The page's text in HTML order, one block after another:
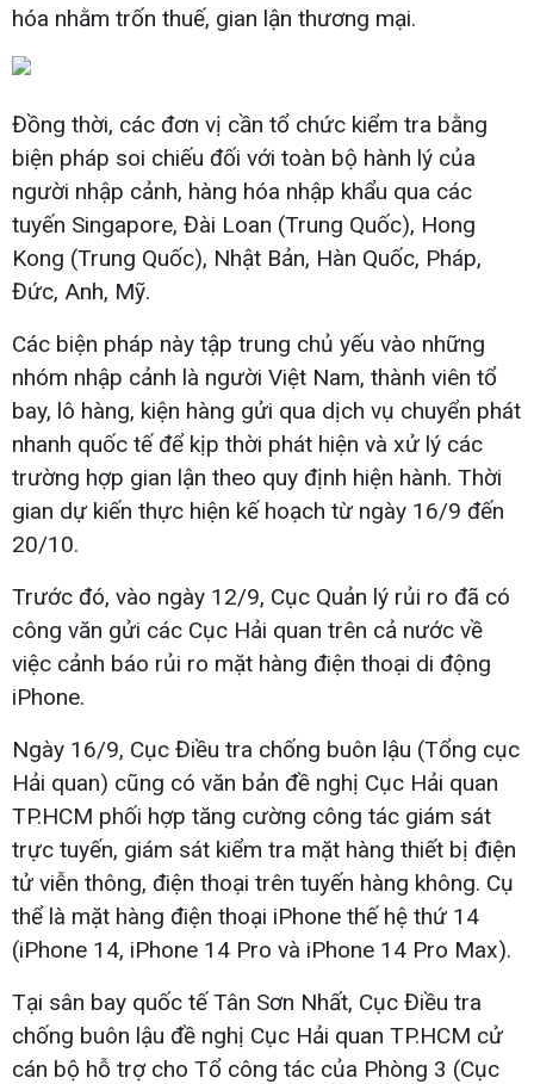
hóa nhằm trốn thuế, gian lận thương mại.
Đồng thời, các đơn vị cần tổ chức kiểm tra bằng
biện pháp soi chiếu đối với toàn bộ hành lý của
người nhập cảnh, hàng hóa nhập khẩu qua các
tuyến Singapore, Đài Loan (Trung Quốc), Hong
Kong (Trung Quốc), Nhật Bản, Hàn Quốc, Pháp,
Đức, Anh, Mỹ.
Các biện pháp này tập trung chủ yếu vào những
nhóm nhập cảnh là người Việt Nam, thành viên tổ
bay, lô hàng, kiện hàng gửi qua dịch vụ chuyển phát
nhanh quốc tế để kịp thời phát hiện và xử lý các
trường hợp gian lận theo quy định hiện hành. Thời
gian dự kiến thực hiện kế hoạch từ ngày 16/9 đến
20/10.
Trước đó, vào ngày 12/9, Cục Quản lý rủi ro đã có
công văn gửi các Cục Hải quan trên cả nước về
việc cảnh báo rủi ro mặt hàng điện thoại di động
iPhone.
Ngày 16/9, Cục Điều tra chống buôn lậu (Tổng cục
Hải quan) cũng có văn bản đề nghị Cục Hải quan
TP.HCM phối hợp tăng cường công tác giám sát
trực tuyến, giám sát kiểm tra mặt hàng thiết bị điện
tử viễn thông, điện thoại trên tuyến hàng không. Cụ
thể là mặt hàng điện thoại iPhone thế hệ thứ 14
(iPhone 14, iPhone 14 Pro và iPhone 14 Pro Max).
Tại sân bay quốc tế Tân Sơn Nhất, Cục Điều tra
chống buôn lậu đề nghị Cục Hải quan TP.HCM cử
cán bộ hỗ trợ cho Tổ công tác của Phòng 3 (Cục